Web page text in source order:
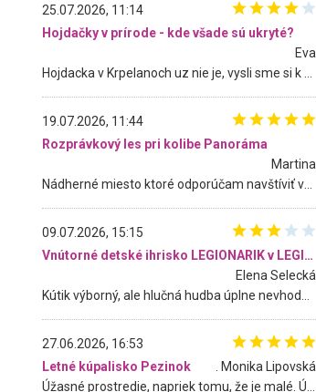
25.07.2026, 11:14
Hojdačky v prírode - kde všade sú ukryté?
Eva
19.07.2026, 11:44
Rozprávkový les pri kolibe Panoráma
Martina
09.07.2026, 15:15
Vnútorné detské ihrisko LEGIONARIK v LEGIA Fitness
Elena Selecká
27.06.2026, 16:53
Letné kúpalisko Pezinok
. Monika Lipovská